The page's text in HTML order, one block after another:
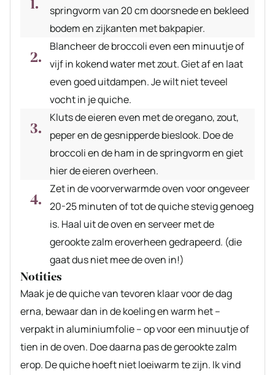
springvorm van 20 cm doorsnede en bekleed
bodem en zijkanten met bakpapier.
Blancheer de broccoli even een minuutje of
vijf in kokend water met zout. Giet af en laat
even goed uitdampen. Je wilt niet teveel
vocht in je quiche.
Kluts de eieren even met de oregano, zout,
peper en de gesnipperde bieslook. Doe de
broccoli en de ham in de springvorm en giet
hier de eieren overheen.
Zet in de voorverwarmde oven voor ongeveer
20-25 minuten of tot de quiche stevig genoeg
is. Haal uit de oven en serveer met de
gerookte zalm eroverheen gedrapeerd. (die
gaat dus niet mee de oven in!)
Notities
Maak je de quiche van tevoren klaar voor de dag
erna, bewaar dan in de koeling en warm het –
verpakt in aluminiumfolie – op voor een minuutje of
tien in de oven. Doe daarna pas de gerookte zalm
erop. De quiche hoeft niet loeiwarm te zijn. Ik vind